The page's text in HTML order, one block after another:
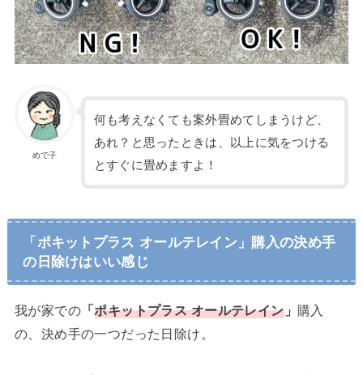
めで子
何も考えなくても案外畳めてしまうけど、
あれ？と思ったときは、以上に気をつける
とすぐに畳めますよ！
「ポキットプラス オールテレイン」購入の決め手
の日除けはいい感じ
我が家での「ポキットプラス オールテレイン」 購入
の、決め手の一つだった日除け。